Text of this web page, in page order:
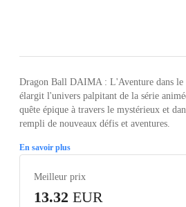
Dragon Ball DAIMA : L'Aventure dans le
élargit l'univers palpitant de la série
quête épique à travers le mystérieux et
rempli de nouveaux défis et aventures.
En savoir plus
Meilleur prix
13.32 EUR